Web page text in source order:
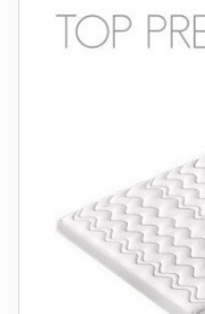
KONTORMØBLER
HAVEMØBLER
ENTREMØBLER